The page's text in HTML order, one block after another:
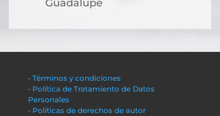
Guadalupe
• Términos y condiciones
• Política de Tratamiento de Datos
Personales
• Políticas de derechos de autor